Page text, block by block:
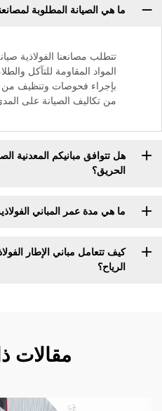
ما هي الصيانة المطلوبة
تتطلب مصانعنا الفولاذية
المواد المقاومة للتآكل
بإجراء فحوصات وتنظيف من
من تكاليف الصيانة على
هل تتوافق مبانيكم المعدنية
الحريق؟
ما هي مدة عمر المباني
كيف تتعامل مباني الإطار
الرياح؟
مقالات